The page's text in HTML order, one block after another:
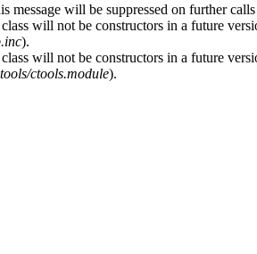
message will be suppressed on further
will not be constructors in a future
).
will not be constructors in a future
ctools.module).